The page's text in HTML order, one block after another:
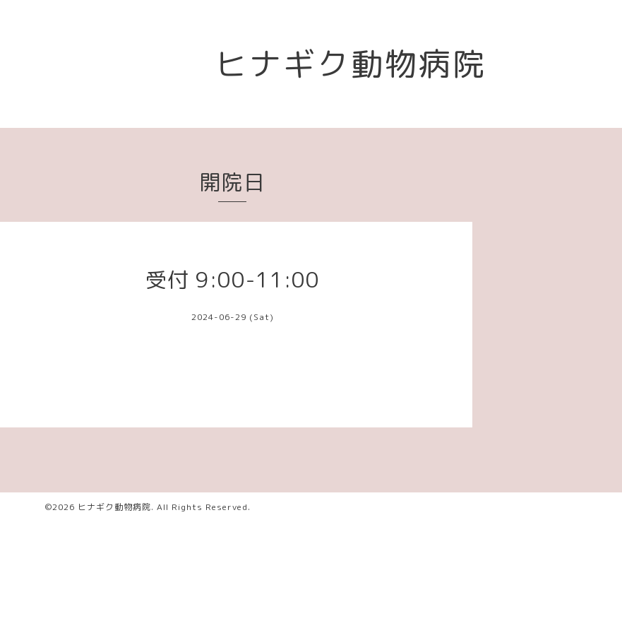
ヒナギク動物病院
開院日
受付 9:00-11:00
2024-06-29 (Sat)
©2026 ヒナギク動物病院. All Rights Reserved.